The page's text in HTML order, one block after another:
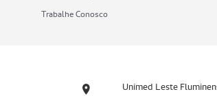
Trabalhe Conosco
Unimed Leste